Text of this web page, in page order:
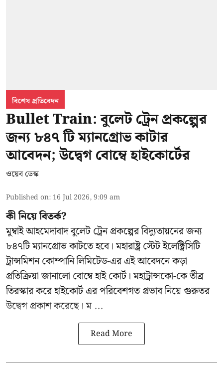
বিশেষ প্রতিবেদন
Bullet Train: বুলেট ট্রেন প্রকল্পের
জন্য ৮৪৭ টি ম্যানগ্রোভ কাটার
আবেদন; উদ্বেগ বোম্বে হাইকোর্টের
ওয়েব ডেস্ক
Published on: 16 Jul 2026, 9:09 am
কী নিয়ে বিতর্ক?
মুম্বাই আহমেদাবাদ বুলেট ট্রেন প্রকল্পের বিদ্যুতায়নের জন্য
৮৪৭টিম্যানগ্রোভকাটতে হবে। মহারাষ্ট্র স্টেট ইলেক্ট্রিসিটি
ট্রান্সমিশন কোম্পানি লিমিটেড-এর এই আবেদনে কড়া
প্রতিক্রিয়া জানালো বোম্বে হাই কোর্ট। মহাট্রান্সকো-কে তীব্র
তিরস্কার করে হাইকোর্ট এর পরিবেশগত প্রভাব নিয়ে গুরুতর
উদ্বেগ প্রকাশ করেছে। ম ...
Read More